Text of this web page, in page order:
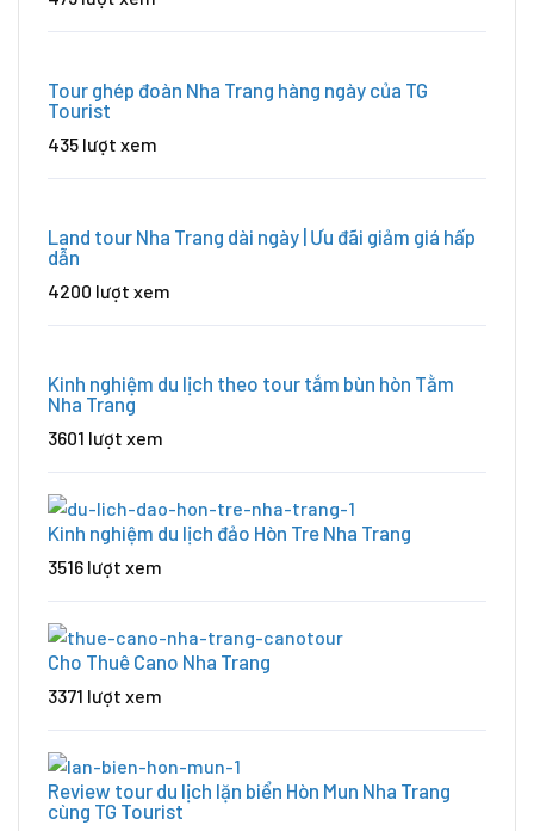
Tour ghép đoàn Nha Trang hàng ngày của TG
Tourist
435 lượt xem
Land tour Nha Trang dài ngày | Ưu đãi giảm giá hấp
dẫn
4200 lượt xem
Kinh nghiệm du lịch theo tour tắm bùn hòn Tằm
Nha Trang
3601 lượt xem
Kinh nghiệm du lịch đảo Hòn Tre Nha Trang
3516 lượt xem
Cho Thuê Cano Nha Trang
3371 lượt xem
Review tour du lịch lặn biển Hòn Mun Nha Trang
cùng TG Tourist